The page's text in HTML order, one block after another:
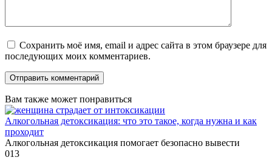
Сохранить моё имя, email и адрес сайта в этом браузере для
последующих моих комментариев.
Вам также может понравиться
Алкогольная детоксикация: что это такое, когда нужна и как
проходит
Алкогольная детоксикация помогает безопасно вывести
013